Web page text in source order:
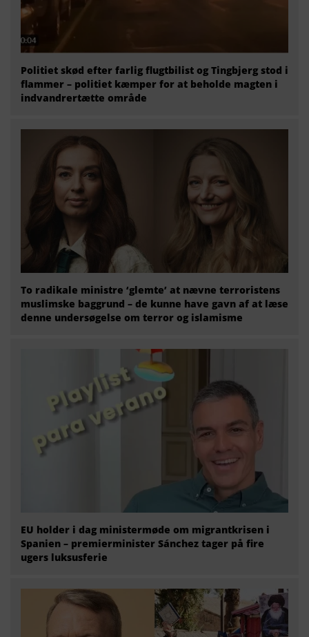
Politiet skød efter farlig flugtbilist og Tingbjerg stod i
flammer – politiet kæmper for at beholde magten i
indvandrertætte område
To radikale ministre ‘glemte’ at nævne terroristens
muslimske baggrund – de kunne have gavn af at læse
denne undersøgelse om terror og islamisme
EU holder i dag ministermøde om migrantkrisen i
Spanien – premierminister Sánchez tager på fire
ugers luksusferie